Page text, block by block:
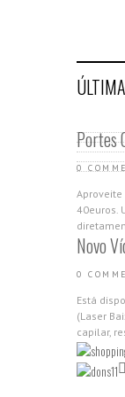
Portes
0
40euros.
Novo
0
Está
(Laser
capilar,